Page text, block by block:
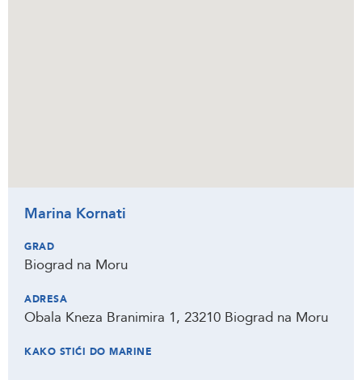
Marina Kornati
GRAD
Biograd na Moru
ADRESA
Obala Kneza Branimira 1, 23210 Biograd na Moru
KAKO STIĆI DO MARINE